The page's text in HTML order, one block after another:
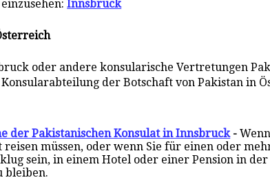
Innsbruck
oder andere konsularische Vertretungen
der Botschaft von Pakistan in
der Pakistanischen Konsulat in Innsbruck-
müssen, oder wenn Sie für einen oder
sein, in einem Hotel oder einer Pension in
bleiben.